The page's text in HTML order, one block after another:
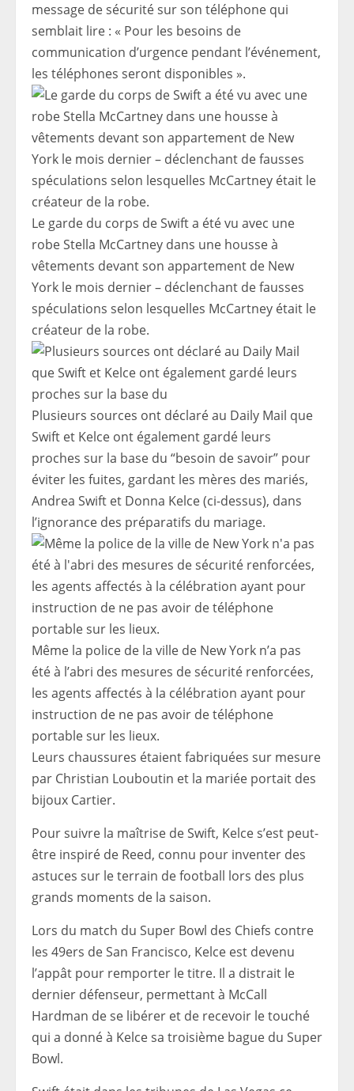
message de sécurité sur son téléphone qui
semblait lire : « Pour les besoins de
communication d’urgence pendant l’événement,
les téléphones seront disponibles ».
Le garde du corps de Swift a été vu avec une
robe Stella McCartney dans une housse à
vêtements devant son appartement de New
York le mois dernier – déclenchant de fausses
spéculations selon lesquelles McCartney était le
créateur de la robe.
Plusieurs sources ont déclaré au Daily Mail que
Swift et Kelce ont également gardé leurs
proches sur la base du “besoin de savoir” pour
éviter les fuites, gardant les mères des mariés,
Andrea Swift et Donna Kelce (ci-dessus), dans
l’ignorance des préparatifs du mariage.
Même la police de la ville de New York n’a pas
été à l’abri des mesures de sécurité renforcées,
les agents affectés à la célébration ayant pour
instruction de ne pas avoir de téléphone
portable sur les lieux.
Leurs chaussures étaient fabriquées sur mesure
par Christian Louboutin et la mariée portait des
bijoux Cartier.
Pour suivre la maîtrise de Swift, Kelce s’est peut-
être inspiré de Reed, connu pour inventer des
astuces sur le terrain de football lors des plus
grands moments de la saison.
Lors du match du Super Bowl des Chiefs contre
les 49ers de San Francisco, Kelce est devenu
l’appât pour remporter le titre. Il a distrait le
dernier défenseur, permettant à McCall
Hardman de se libérer et de recevoir le touché
qui a donné à Kelce sa troisième bague du Super
Bowl.